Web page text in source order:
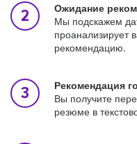
Ожидание
Мы подскажем
проанализирует
рекомендацию.
Рекомендация
Вы получите
резюме в